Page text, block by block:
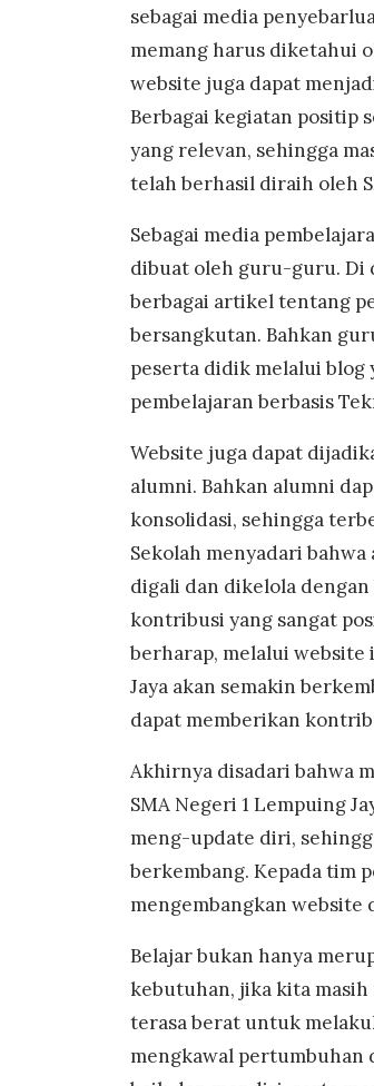
sebagai media
memang harus diketahui
website juga dapat
Berbagai kegiatan positip
yang relevan, sehingga
telah berhasil diraih oleh
Sebagai media
dibuat oleh guru-guru. Di
berbagai artikel tentang
bersangkutan. Bahkan
peserta didik melalui blog
pembelajaran berbasis
Website juga dapat
alumni. Bahkan alumni
konsolidasi, sehingga
Sekolah menyadari
digali dan dikelola
kontribusi yang sangat
berharap, melalui website
Jaya akan semakin
dapat memberikan
Akhirnya disadari bahwa
SMA Negeri 1 Lempuing
meng-update diri,
berkembang. Kepada tim
mengembangkan website
Belajar bukan hanya
kebutuhan, jika kita masih
terasa berat untuk
mengkawal pertumbuhan